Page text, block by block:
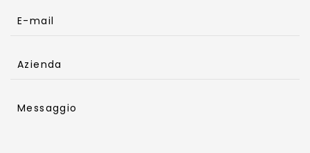
E-mail
Azienda
Messaggio